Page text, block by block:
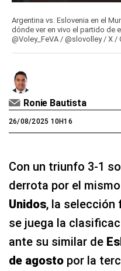
Argentina vs. Eslovenia en el
dónde ver en vivo el partido de
@Voley_FeVA / @slovolley / X
Ronie Bautista
26/08/2025 10H16
Con un triunfo 3-1
derrota por el
Unidos, la selección
se juega la
ante su similar de
de agosto por la